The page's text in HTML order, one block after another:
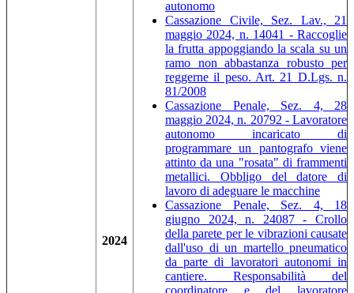
2024
autonomo
Cassazione Civile, Sez. Lav., 21
maggio 2024, n. 14041 - Raccoglie
la frutta appoggiando la scala su un
ramo non abbastanza robusto per
reggerne il peso. Art. 21 D.Lgs. n.
81/2008
Cassazione Penale, Sez. 4, 28
maggio 2024, n. 20792 - Lavoratore
autonomo incaricato di
programmare un pantografo viene
attinto da una "rosata" di frammenti
metallici. Obbligo del datore di
lavoro di adeguare le macchine
Cassazione Penale, Sez. 4, 18
giugno 2024, n. 24087 - Crollo
della parete per le vibrazioni causate
dall'uso di un martello pneumatico
da parte di lavoratori autonomi in
cantiere. Responsabilità del
coordinatore e del lavoratore